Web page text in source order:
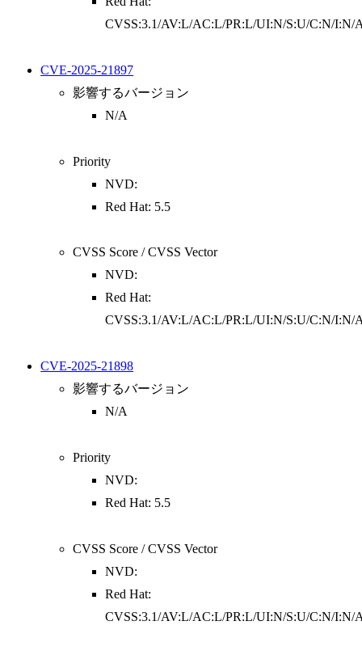
CVSS:3.1/AV:L/AC:L/PR:L/UI:N/S:U/C:N/I:N/
CVE-2025-21897
影響するバージョン
N/A
Priority
NVD:
Red Hat: 5.5
CVSS Score / CVSS Vector
NVD:
Red Hat:
CVSS:3.1/AV:L/AC:L/PR:L/UI:N/S:U/C:N/I:N/
CVE-2025-21898
影響するバージョン
N/A
Priority
NVD:
Red Hat: 5.5
CVSS Score / CVSS Vector
NVD:
Red Hat:
CVSS:3.1/AV:L/AC:L/PR:L/UI:N/S:U/C:N/I:N/